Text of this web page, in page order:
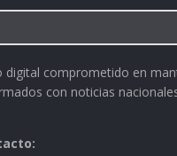
digital comprometido en
con noticias